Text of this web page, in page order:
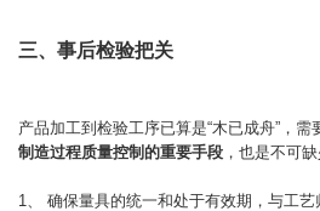
三、事后检验把关
产品加工到检验工序已算是“木已成舟”，需
制造过程质量控制的重要手段 ，也是不可
1、 确保量具的统一和处于有效期，与工